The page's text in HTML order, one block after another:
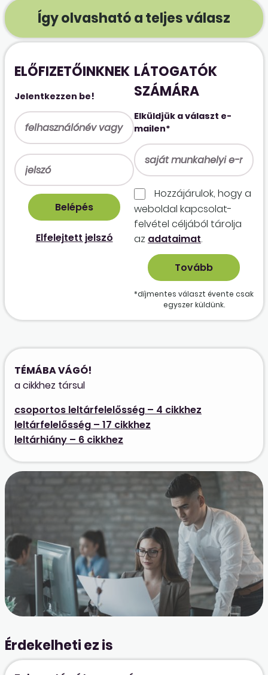
Így olvasható a teljes válasz
ELŐFIZETŐINKNEK
Jelentkezzen be!
Elfelejtett jelszó
LÁTOGATÓK
SZÁMÁRA
Elküldjük a választ e-
mailen*
Hozzájárulok, hogy a
weboldal kapcso­lat­
felvétel céljából tárolja
az adataimat.
*díjmentes választ évente csak
egyszer küldünk.
TÉMÁBA VÁGÓ!
a cikkhez társul
csoportos leltárfelelősség – 4 cikkhez
leltárfelelősség – 17 cikkhez
leltárhiány – 6 cikkhez
Érdekelheti ez is